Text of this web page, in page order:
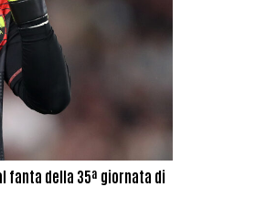
fanta della 35ª giornata di